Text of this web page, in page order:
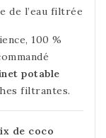
de l’eau filtrée
100 %
potable
filtrantes.
de coco